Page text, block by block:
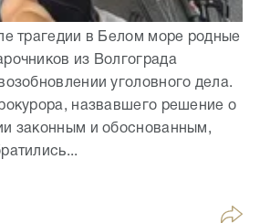
трагедии в Белом море родные
из Волгограда
уголовного дела.
назвавшего решение о
законным и обоснованным,